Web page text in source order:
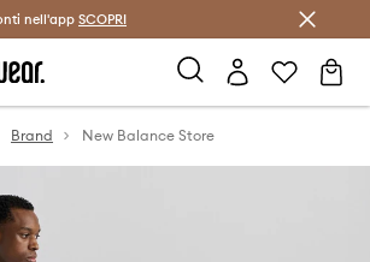
Risparmia con Answear Club >
nell'app SCOPRI
Brand New Balance Store